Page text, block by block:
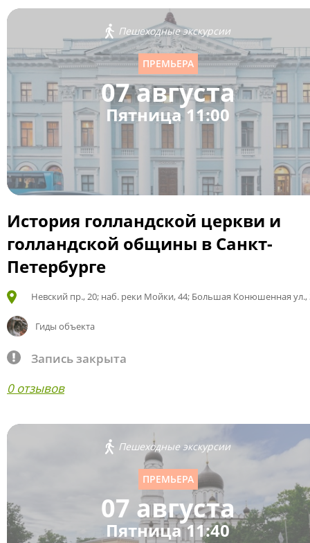
Пешеходные экскурсии
ПРЕМЬЕРА
07 августа
Пятница 11:00
История голландской церкви и
голландской общины в Санкт-
Петербурге
Невский пр., 20; наб. реки Мойки, 44; Большая Конюшенная ул.,
Гиды объекта
Запись закрыта
0 отзывов
Пешеходные экскурсии
ПРЕМЬЕРА
07 августа
Пятница 11:40